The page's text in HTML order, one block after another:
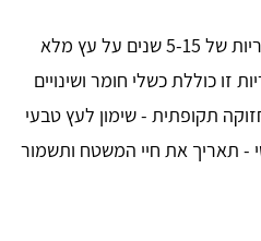
בענף דקים בחדרה נהוגה אחריות של 5-15 שנים על עץ מלא
זו כוללת כשלי חומר ושינויים
תקופתית - שימון לעץ טבעי
- תאריך את חיי המשטח ותשמור